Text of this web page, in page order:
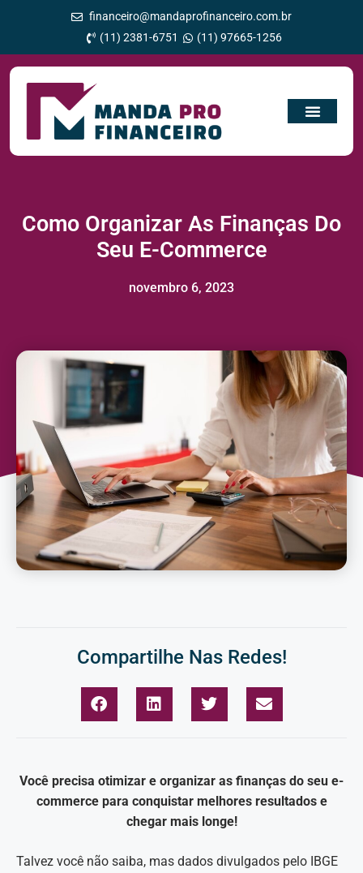
financeiro@mandaprofinanceiro.com.br
(11) 2381-6751
(11) 97665-1256
Como Organizar As Finanças Do
Seu E-Commerce
novembro 6, 2023
Compartilhe Nas Redes!
Você precisa otimizar e organizar as finanças do seu e-
commerce para conquistar melhores resultados e
chegar mais longe!
Talvez você não saiba, mas dados divulgados pelo IBGE